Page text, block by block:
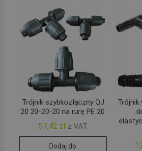
Trójnik szybkozłączny QJ
20 20-20-20 na rurę PE 20
57,42 zł z VAT
Dodaj do
Trójnik